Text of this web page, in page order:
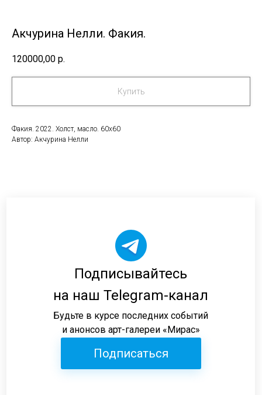
Акчурина Нелли. Факия.
120000,00 р.
Купить
Факия. 2022. Холст, масло. 60х60
Автор: Акчурина Нелли
Подписывайтесь
на наш Telegram-канал
Будьте в курсе последних событий
и анонсов арт-галереи «Мирас»
Подписаться